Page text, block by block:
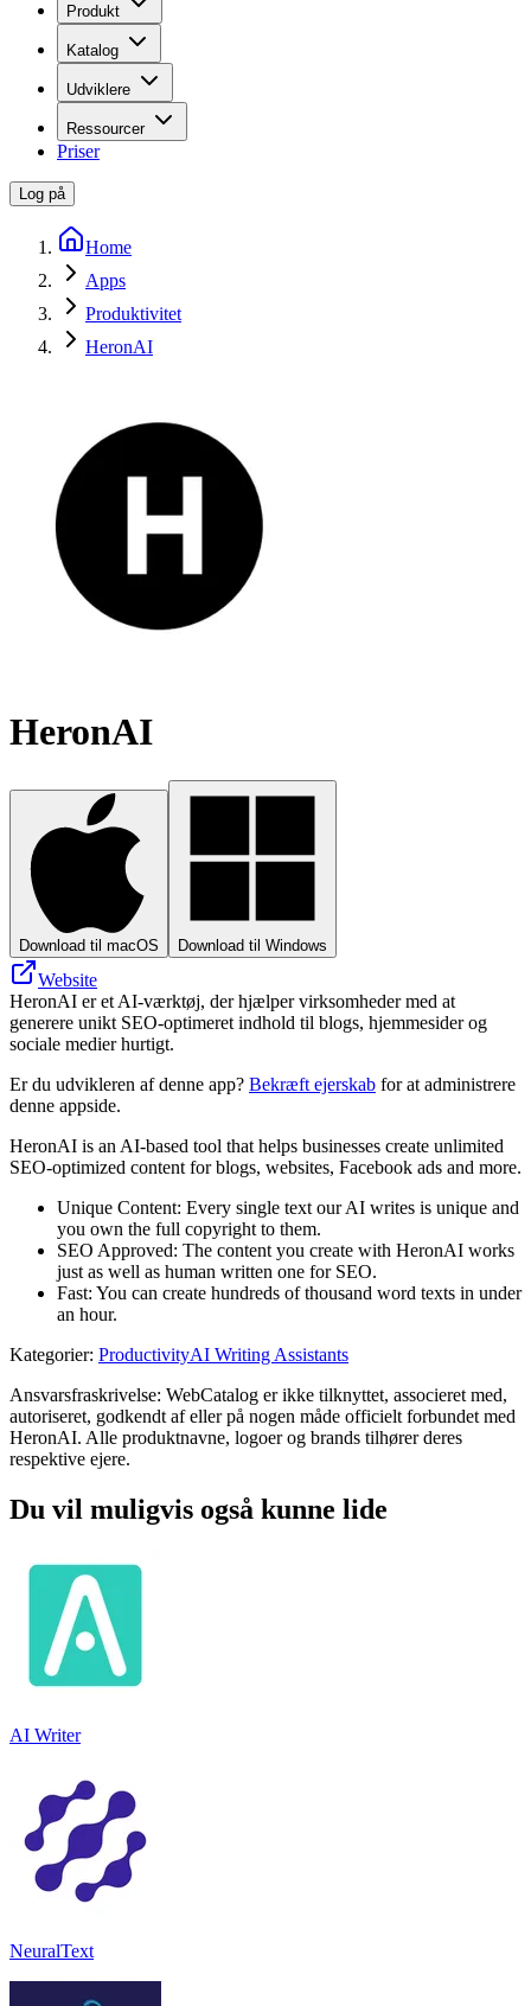
Produkt
Katalog
Udviklere
Ressourcer
Priser
Log på
Home
Apps
Produktivitet
HeronAI
HeronAI
Download til macOS Download til Windows
Website
HeronAI er et AI-værktøj, der hjælper virksomheder med at
generere unikt SEO-optimeret indhold til blogs, hjemmesider og
sociale medier hurtigt.
Er du udvikleren af denne app? Bekræft ejerskab for at administrere
denne appside.
HeronAI is an AI-based tool that helps businesses create unlimited
SEO-optimized content for blogs, websites, Facebook ads and more.
Unique Content: Every single text our AI writes is unique and
you own the full copyright to them.
SEO Approved: The content you create with HeronAI works
just as well as human written one for SEO.
Fast: You can create hundreds of thousand word texts in under
an hour.
Kategorier: ProductivityAI Writing Assistants
Ansvarsfraskrivelse: WebCatalog er ikke tilknyttet, associeret med,
autoriseret, godkendt af eller på nogen måde officielt forbundet med
HeronAI. Alle produktnavne, logoer og brands tilhører deres
respektive ejere.
Du vil muligvis også kunne lide
AI Writer
NeuralText